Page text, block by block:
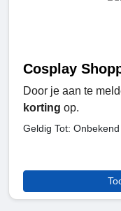
Cosplay
Door je aan te
korting op.
Geldig Tot: Onbekend